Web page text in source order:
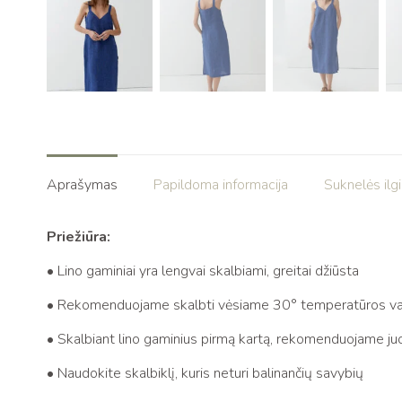
Aprašymas Papildoma informacija Suknelės
Priežiūra:
• Lino gaminiai yra lengvai skalbiami, greitai džiūsta
• Rekomenduojame skalbti vėsiame 30° temperatūros
• Skalbiant lino gaminius pirmą kartą, rekomenduojame
• Naudokite skalbiklį, kuris neturi balinančių savybių